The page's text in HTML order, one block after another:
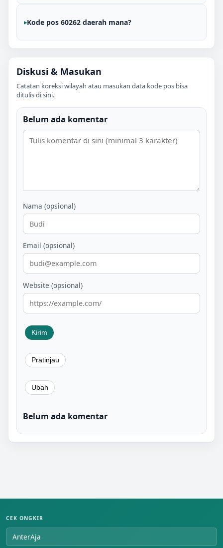
Kode pos 60262 daerah mana?
Diskusi & Masukan
Catatan koreksi wilayah atau masukan data kode pos bisa
ditulis di sini.
Belum ada komentar
Nama (opsional)
Email (opsional)
Website (opsional)
Belum ada komentar
CEK ONGKIR
AnterAja